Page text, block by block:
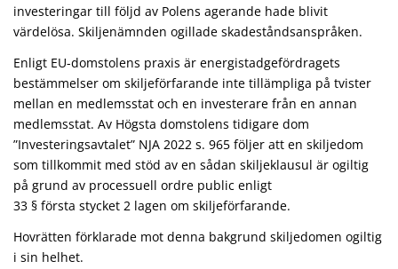
investeringar till följd av Polens agerande hade blivit
värdelösa. Skiljenämnden ogillade skadeståndsanspråken.
Enligt EU-domstolens praxis är energistadgefördragets
bestämmelser om skiljeförfarande inte tillämpliga på tvister
mellan en medlemsstat och en investerare från en annan
medlemsstat. Av Högsta domstolens tidigare dom
”Investeringsavtalet” NJA 2022 s. 965 följer att en skiljedom
som tillkommit med stöd av en sådan skiljeklausul är ogiltig
på grund av processuell ordre public enligt
33 § första stycket 2 lagen om skiljeförfarande.
Hovrätten förklarade mot denna bakgrund skiljedomen ogiltig
i sin helhet.